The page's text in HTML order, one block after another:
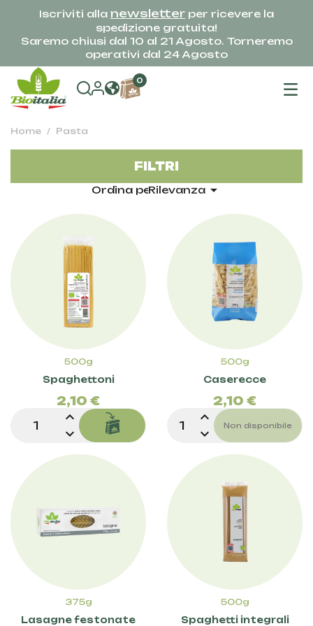
Iscriviti alla newsletter per ricevere la
spedizione gratuita!
Saremo chiusi dal 10 al 21 Agosto. Torneremo
operativi dal 24 Agosto
0
Home Pasta
Ordina per:Rilevanza
FILTRI
500g
Spaghettoni
Prezzo
2,10 €
expand_less
expand_more
500g
Caserecce
2,10 €
expand_less
expand_more
Non disponibile
375g
Lasagne festonate
500g
Spaghetti integrali